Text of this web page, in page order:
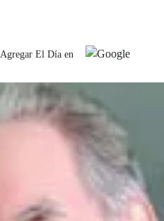
Agregar El Día en